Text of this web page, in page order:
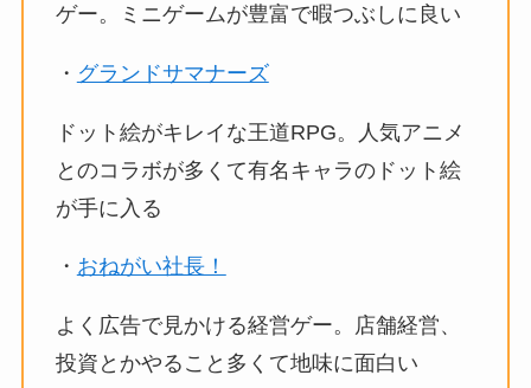
ゲー。ミニゲームが豊富で暇つぶしに良い
・ グランドサマナーズ
ドット絵がキレイな王道RPG。人気アニメ
とのコラボが多くて有名キャラのドット絵
が手に入る
・ おねがい社長！
よく広告で見かける経営ゲー。店舗経営、
投資とかやること多くて地味に面白い